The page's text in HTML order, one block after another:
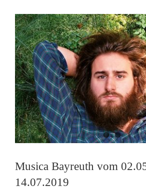
Musica Bayreuth vom
14.07.2019